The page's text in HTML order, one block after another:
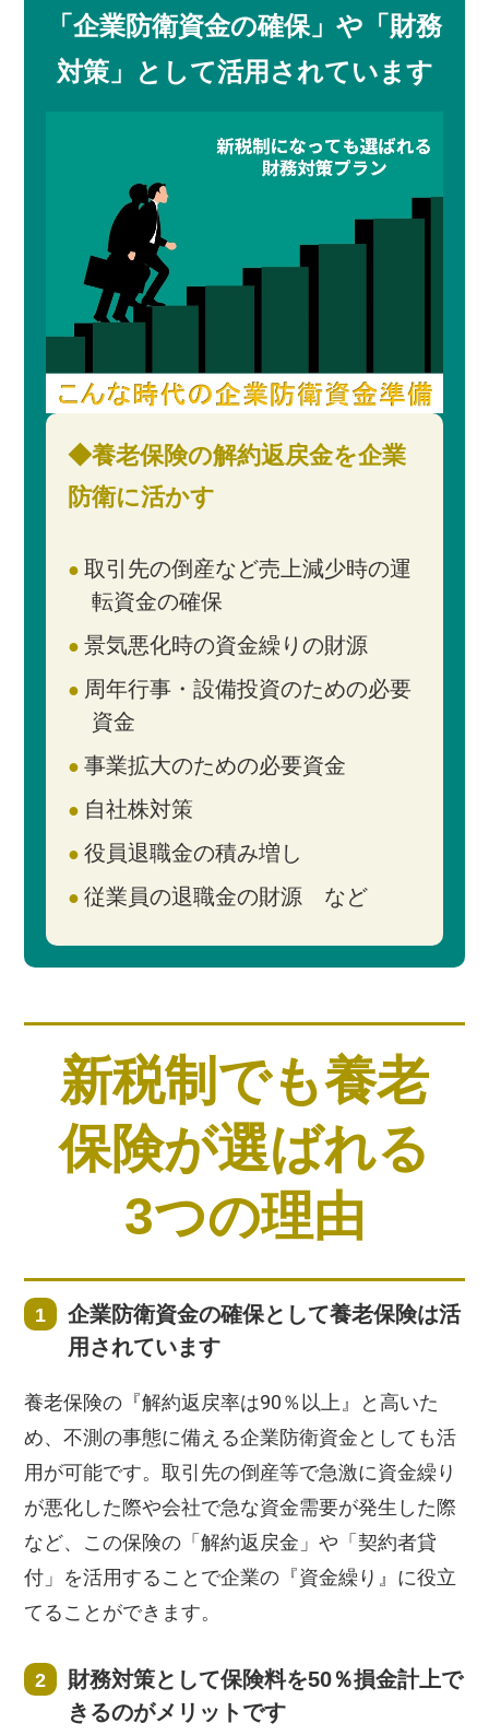
「企業防衛資金の確保」や「財務
対策」として活用されています
◆養老保険の解約返戻金を企業
防衛に活かす
取引先の倒産など売上減少時の運
転資金の確保
景気悪化時の資金繰りの財源
周年行事・設備投資のための必要
資金
事業拡大のための必要資金
自社株対策
役員退職金の積み増し
従業員の退職金の財源 など
新税制でも養老
保険が選ばれる
3つの理由
企業防衛資金の確保として養老保険は活
用されています
養老保険の『解約返戻率は90％以上』と高いた
め、不測の事態に備える企業防衛資金としても活
用が可能です。取引先の倒産等で急激に資金繰り
が悪化した際や会社で急な資金需要が発生した際
など、この保険の「解約返戻金」や「契約者貸
付」を活用することで企業の『資金繰り』に役立
てることができます。
財務対策として保険料を50％損金計上で
きるのがメリットです